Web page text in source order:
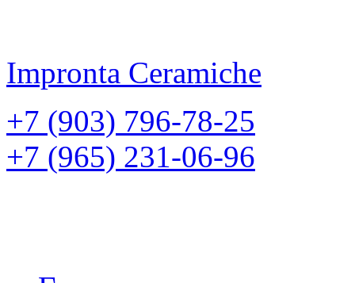
Impronta Ceramiche
+7 (903) 796-78-25
+7 (965) 231-06-96